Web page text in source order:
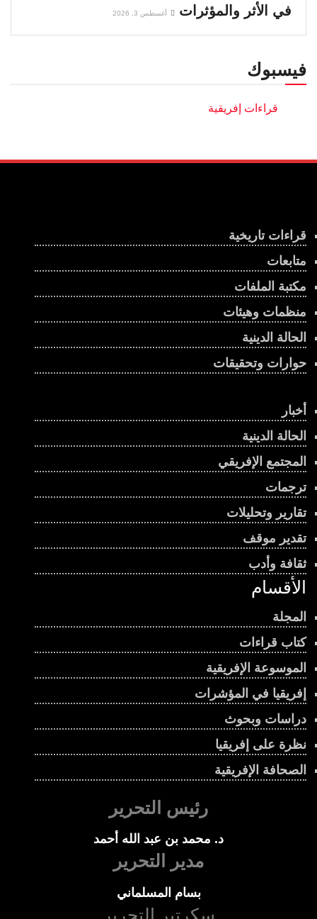
في الأثر والمؤثرات
أغسطس 3, 2026
فيسبوك
قراءات تاريخية
متابعات
مكتبة الملفات
منظمات وهيئات
الحالة الدينية
حوارات وتحقيقات
أخبار
الحالة الدينية
المجتمع الإفريقي
ترجمات
تقارير وتحليلات
تقدير موقف
ثقافة وأدب
الأقسام
المجلة
كتاب قراءات
الموسوعة الإفريقية
إفريقيا في المؤشرات
دراسات وبحوث
نظرة على إفريقيا
الصحافة الإفريقية
رئيس التحرير
د. محمد بن عبد الله أحمد
مدير التحرير
بسام المسلماني
سكرتير التحرير